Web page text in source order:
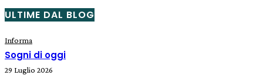
ULTIME DAL BLOG
Informa
Sogni di oggi
29 Luglio 2026